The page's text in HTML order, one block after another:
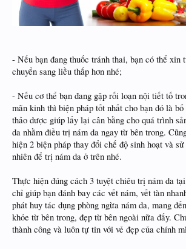
- Nếu bạn đang thuốc tránh thai, bạn có thể xin
chuyển sang liều thấp hơn nhé;
- Nếu cơ thể bạn đang gặp rối loạn nội tiết tố
mãn kinh thì biện pháp tốt nhất cho bạn đó là
thảo dược giúp lấy lại cân bằng cho quá trình
da nhằm điều trị nám da ngay từ bên trong.
hiện 2 biện pháp thay đổi chế độ sinh hoạt và
nhiên để trị nám da ở trên nhé.
Thực hiện đúng cách 3 tuyệt chiêu trị nám da
chỉ giúp bạn đánh bay các vết nám, vết tàn
phát huy tác dụng phòng ngừa nám da, mang
khỏe từ bên trong, đẹp từ bên ngoài nữa đấy.
thành công và luôn tự tin với vẻ đẹp của chính